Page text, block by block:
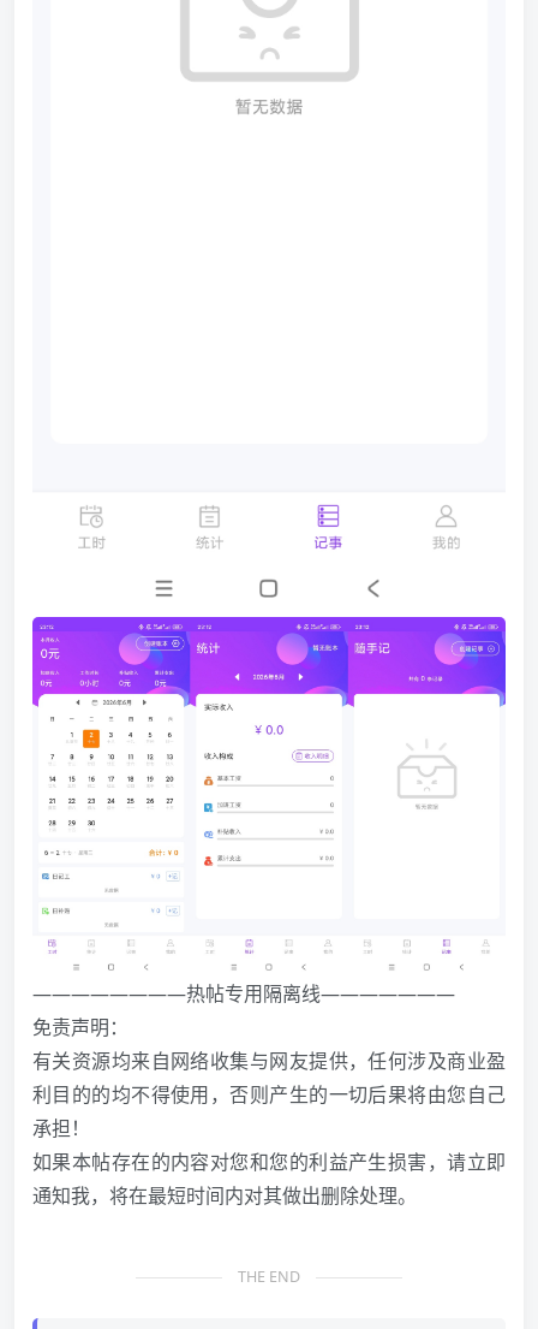
————————热帖专用隔离线———————
免责声明：
有关资源均来自网络收集与网友提供，任何涉及商业盈
利目的的均不得使用，否则产生的一切后果将由您自己
承担！
如果本帖存在的内容对您和您的利益产生损害，请立即
通知我，将在最短时间内对其做出删除处理。
THE END